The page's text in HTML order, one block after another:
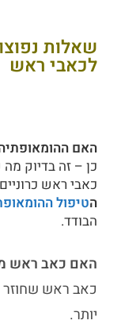
שאלות
לכאבי ראש
האם ההומאופתיה
כן – זה בדיוק
כאבי ראש
הטיפול
הבודד.
האם כאב ראש
כאב ראש שחוזר
יותר.